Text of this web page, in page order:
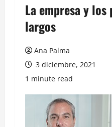
La empresa y los
largos
Ana Palma
3 diciembre, 2021
1 minute read